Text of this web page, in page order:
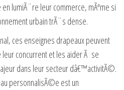
lumiÃ¨re leur commerce, mÃªme si
urbain trÃ¨s dense.
ces enseignes drapeaux peuvent
concurrent et les aider Ã se
dans leur secteur dâ€™activitÃ©.
personnalisÃ©e est un